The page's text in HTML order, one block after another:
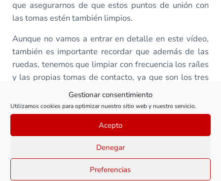
Gestionar consentimiento
Utilizamos cookies para optimizar nuestro sitio web y nuestro servicio.
Acepto
Denegar
Preferencias
que asegurarnos de que estos puntos de unión con
las tomas estén también limpios.
Aunque no vamos a entrar en detalle en este vídeo,
también es importante recordar que además de las
ruedas, tenemos que limpiar con frecuencia los raíles
y las propias tomas de contacto, ya que son los tres
elementos que entran en juego en la captación de
corriente. Si os parece un tema interesante, podemos
verlo en profundidad en otro curso.
Dicho esto, vamos con esta última clase del curso de
herramientas, que espero que te haya resultado muy
útil y te haya permitido descubrir herramientas que
te ayuden en los trabajos de mantenimiento de